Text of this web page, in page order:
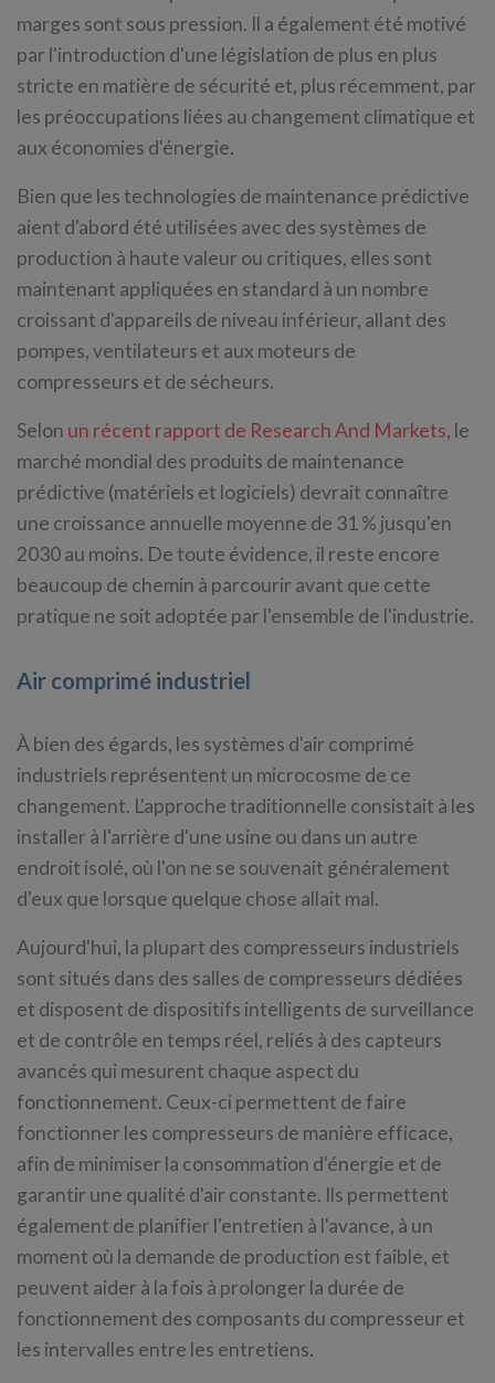
marges sont sous pression. Il a également été motivé
par l'introduction d'une législation de plus en plus
stricte en matière de sécurité et, plus récemment, par
les préoccupations liées au changement climatique et
aux économies d'énergie.
Bien que les technologies de maintenance prédictive
aient d'abord été utilisées avec des systèmes de
production à haute valeur ou critiques, elles sont
maintenant appliquées en standard à un nombre
croissant d'appareils de niveau inférieur, allant des
pompes, ventilateurs et aux moteurs de
compresseurs et de sécheurs.
Selon un récent rapport de Research And Markets, le
marché mondial des produits de maintenance
prédictive (matériels et logiciels) devrait connaître
une croissance annuelle moyenne de 31 % jusqu'en
2030 au moins. De toute évidence, il reste encore
beaucoup de chemin à parcourir avant que cette
pratique ne soit adoptée par l'ensemble de l'industrie.
Air comprimé industriel
À bien des égards, les systèmes d'air comprimé
industriels représentent un microcosme de ce
changement. L'approche traditionnelle consistait à les
installer à l'arrière d'une usine ou dans un autre
endroit isolé, où l'on ne se souvenait généralement
d'eux que lorsque quelque chose allait mal.
Aujourd'hui, la plupart des compresseurs industriels
sont situés dans des salles de compresseurs dédiées
et disposent de dispositifs intelligents de surveillance
et de contrôle en temps réel, reliés à des capteurs
avancés qui mesurent chaque aspect du
fonctionnement. Ceux-ci permettent de faire
fonctionner les compresseurs de manière efficace,
afin de minimiser la consommation d'énergie et de
garantir une qualité d'air constante. Ils permettent
également de planifier l'entretien à l'avance, à un
moment où la demande de production est faible, et
peuvent aider à la fois à prolonger la durée de
fonctionnement des composants du compresseur et
les intervalles entre les entretiens.